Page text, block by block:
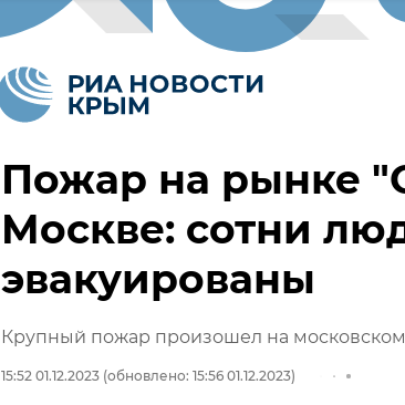
Пожар на рынке
Москве: сотни
эвакуированы
Крупный пожар произошел на
15:52 01.12.2023 (обновлено: 15:56 01.12.2023)